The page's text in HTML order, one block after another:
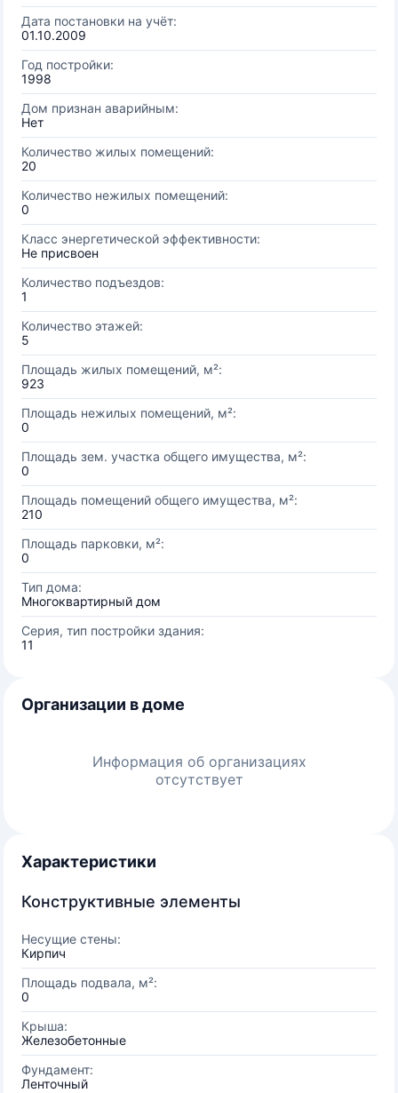
Дата постановки на учёт:
01.10.2009
Год постройки:
1998
Дом признан аварийным:
Нет
Количество жилых помещений:
20
Количество нежилых помещений:
0
Класс энергетической эффективности:
Не присвоен
Количество подъездов:
1
Количество этажей:
5
Площадь жилых помещений, м²:
923
Площадь нежилых помещений, м²:
0
Площадь зем. участка общего имущества, м²:
0
Площадь помещений общего имущества, м²:
210
Площадь парковки, м²:
0
Тип дома:
Многоквартирный дом
Серия, тип постройки здания:
11
Организации в доме
Информация об организациях
отсутствует
Характеристики
Конструктивные элементы
Несущие стены:
Кирпич
Площадь подвала, м²:
0
Крыша:
Железобетонные
Фундамент:
Ленточный